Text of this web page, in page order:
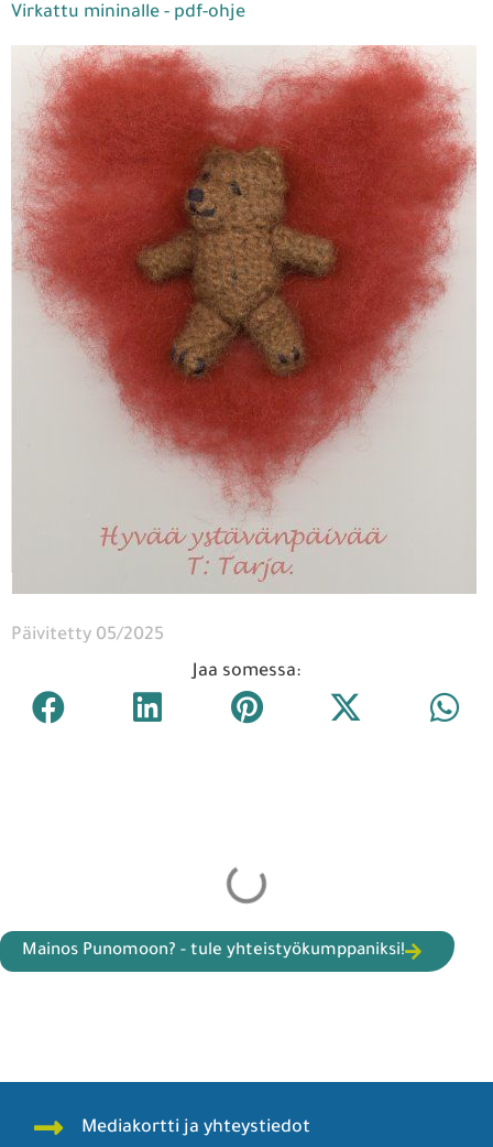
Virkattu mininalle - pdf-ohje
Päivitetty 05/2025
Jaa somessa: